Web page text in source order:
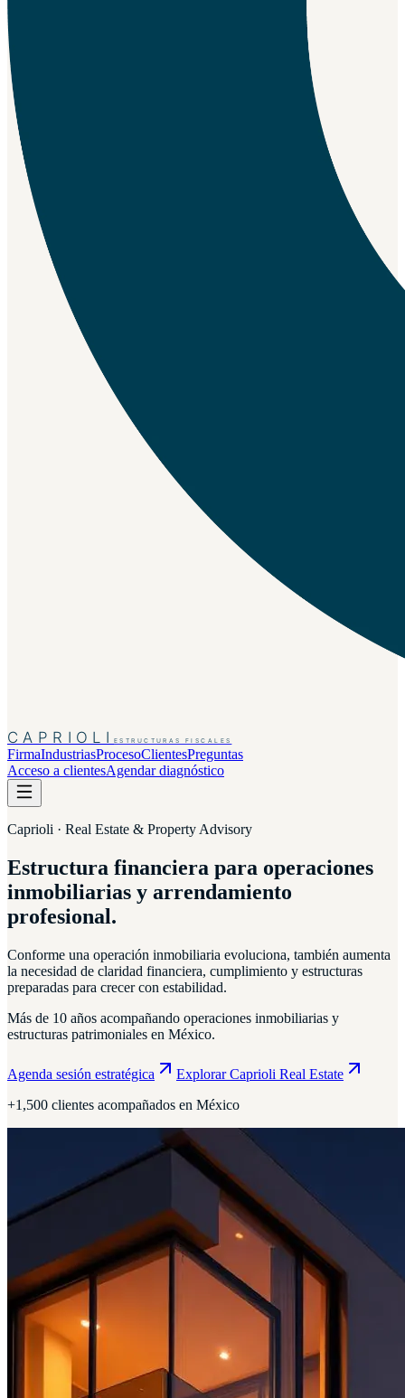
CAPRIOLIESTRUCTURAS FISCALES
FirmaIndustriasProcesoClientesPreguntas
Acceso a clientesAgendar diagnóstico
Caprioli · Real Estate & Property Advisory
Estructura financiera para operaciones
inmobiliarias y arrendamiento
profesional.
Conforme una operación inmobiliaria evoluciona, también aumenta
la necesidad de claridad financiera, cumplimiento y estructuras
preparadas para crecer con estabilidad.
Más de 10 años acompañando operaciones inmobiliarias y
estructuras patrimoniales en México.
Agenda sesión estratégica
Explorar Caprioli Real Estate
+1,500 clientes acompañados en México